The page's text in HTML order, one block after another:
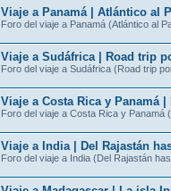
Viaje a Panamá | Atlántico al
Foro del viaje a Panamá (Atlántico al
Viaje a Sudáfrica | Road trip
Foro del viaje a Sudáfrica (Road trip
Viaje a Costa Rica y Panamá
Foro del viaje a Costa Rica y Panamá
Viaje a India | Del Rajastán
Foro del viaje a India (Del Rajastán